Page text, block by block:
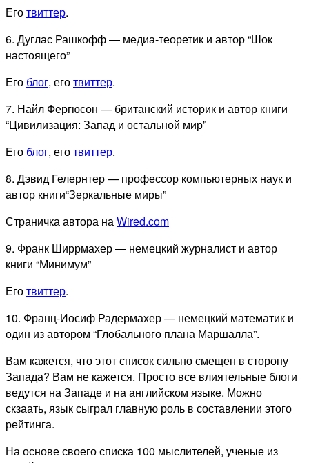
Еготвиттер.
6. Дуглас Рашкофф — медиа-теоретик и автор “Шок
настоящего”
Его блог, еготвиттер.
7. Найл Фергюсон — британский историк и автор книги
“Цивилизация: Запад и остальной мир”
Его блог, еготвиттер.
8. Дэвид Гелернтер — профессор компьютерных наук и
автор книги“Зеркальные миры”
Страничка автора наWired.com
9. Франк Ширрмахер — немецкий журналист и автор
книги “Минимум”
Еготвиттер.
10. Франц-Иосиф Радермахер — немецкий математик и
один из автором “Глобального плана Маршалла”.
Вам кажется, что этот список сильно смещен в сторону
Запада? Вам не кажется. Просто все влиятельные блоги
ведутся на Западе и на английском языке. Можно
скзаать, язык сыграл главную роль в составлении этого
рейтинга.
На основе своего списка 100 мыслителей, ученые из